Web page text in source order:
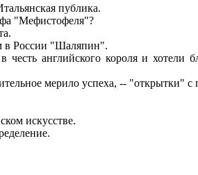
публика.
"Мефистофеля"?
в России "Шаляпин".
английского короля и хотели
мерило успеха, -- "открытки"
искусстве.